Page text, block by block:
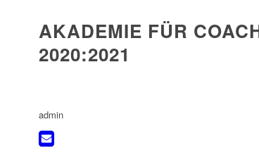
AKADEMIE FÜR
2020:2021
admin